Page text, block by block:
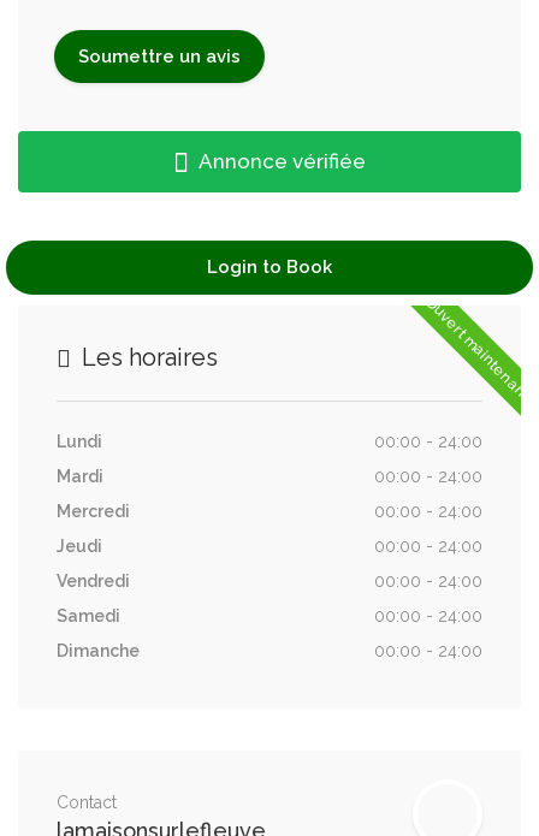
Soupe de poisson
NOS PLATS ( Accompagnement inclus au
choix)
Annonce vérifiée
Login to Book
Ouvert maintenant
Les horaires
Lundi
00:00 - 24:00
Mardi
00:00 - 24:00
Mercredi
00:00 - 24:00
Jeudi
00:00 - 24:00
Vendredi
00:00 - 24:00
Samedi
00:00 - 24:00
Dimanche
00:00 - 24:00
Contact
lamaisonsurlefleuve